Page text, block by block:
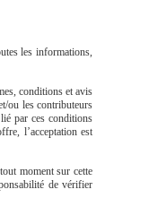
les informations,
conditions et avis
ou les contributeurs
par ces conditions
l’acceptation est
moment sur cette
de vérifier